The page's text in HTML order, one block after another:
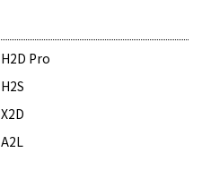
H2D Pro
H2S
X2D
A2L